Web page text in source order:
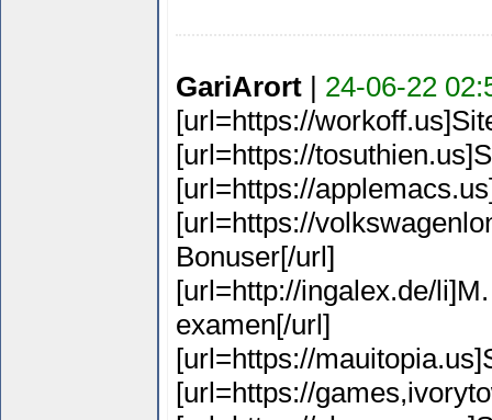
GariArort| 24-06-22
[url=https://
[url=https://
[url=https://
[url=https://
Bonuser[/url]
[url=http://ingalex.de/
examen[/url]
[url=https://
[url=https://